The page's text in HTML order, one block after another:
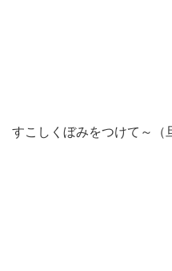
すこしくぼみをつけて～（